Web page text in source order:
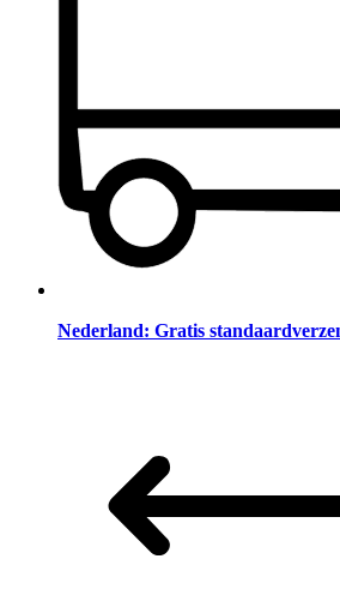
Nederland: Gratis